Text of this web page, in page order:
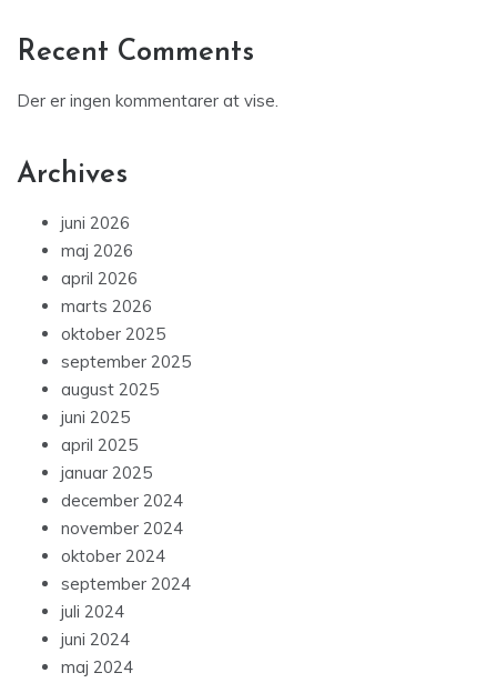
Recent Comments
Der er ingen kommentarer at vise.
Archives
juni 2026
maj 2026
april 2026
marts 2026
oktober 2025
september 2025
august 2025
juni 2025
april 2025
januar 2025
december 2024
november 2024
oktober 2024
september 2024
juli 2024
juni 2024
maj 2024